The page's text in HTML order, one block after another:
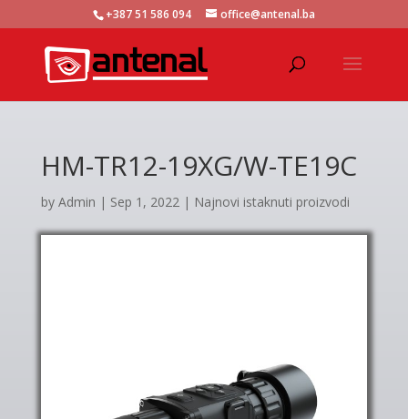
+387 51 586 094 office@antenal.ba
HM-TR12-19XG/W-TE19C
by Admin | Sep 1, 2022| Najnovi istaknuti proizvodi